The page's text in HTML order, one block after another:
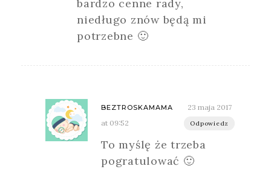
bardzo cenne rady,
niedługo znów będą mi
potrzebne 🙂
BEZTROSKAMAMA
23 maja 2017
at 09:52
Odpowiedz
To myślę że trzeba
pogratulować 🙂